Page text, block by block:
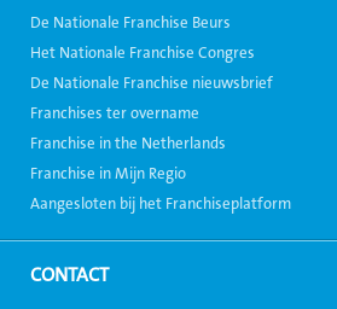
De Nationale Franchise Beurs
Het Nationale Franchise Congres
De Nationale Franchise nieuwsbrief
Franchises ter overname
Franchise in the Netherlands
Franchise in Mijn Regio
Aangesloten bij het Franchiseplatform
CONTACT